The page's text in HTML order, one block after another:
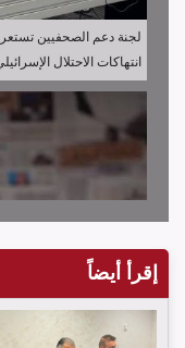
لجنة دعم الصحفيين
انتهاكات الاحتلال
إقرأ أيضاً